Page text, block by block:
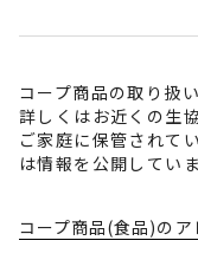
コープ商品の取り扱
詳しくはお近くの生
ご家庭に保管されて
は情報を公開していま
コープ商品(食品)の